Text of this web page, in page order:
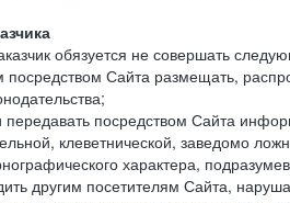
обязуется не совершать
Сайта размещать,
посредством Сайта
клеветнической, заведомо
характера,
другим посетителям Сайта,